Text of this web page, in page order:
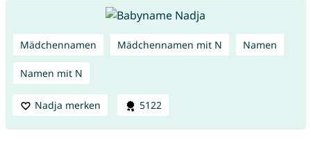
Mädchennamen Mädchennamen mit N Namen
Namen mit N
Nadja merken 5122